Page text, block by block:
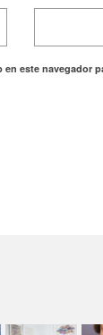
este navegador